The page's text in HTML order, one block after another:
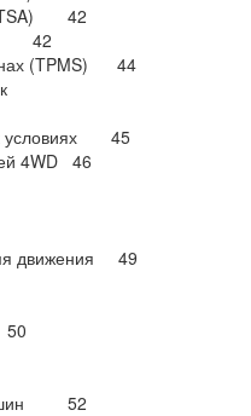
(TSA) 42
42
(TPMS) 44
условиях 45
4WD 46
движения 49
50
шин 52